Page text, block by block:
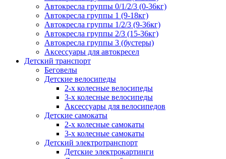
Автокресла группы 0/1/2/3 (0-36кг)
Автокресла группы 1 (9-18кг)
Автокресла группы 1/2/3 (9-36кг)
Автокресла группы 2/3 (15-36кг)
Автокресла группы 3 (бустеры)
Аксессуары для автокресел
Детский транспорт
Беговелы
Детские велосипеды
2-х колесные велосипеды
3-х колесные велосипеды
Аксессуары для велосипедов
Детские самокаты
2-х колесные самокаты
3-х колесные самокаты
Детский электротранспорт
Детские электрокартинги